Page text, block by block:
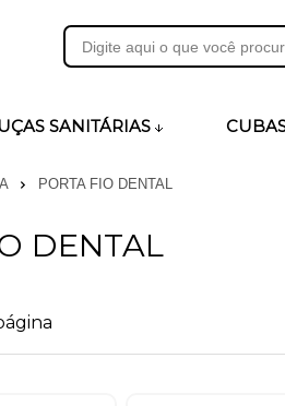
SANITÁRIAS
PORTA FIO DENTAL
DENTAL